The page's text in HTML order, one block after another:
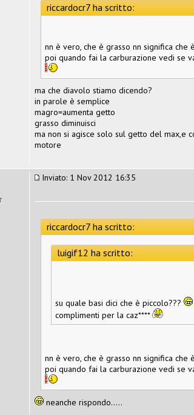
riccardocr7 ha scritto:
nn è vero, che è grasso nn significa
poi quando fai la carburazione vedi se
ma che diavolo stiamo dicendo?
in parole è semplice
magro=aumenta getto
grasso diminuisci
ma non si agisce solo sul getto del max,e
motore
Inviato: 1 Nov 2012 16:35
riccardocr7 ha scritto:
luigif12 ha scritto:
su quale basi dici che è piccolo???
complimenti per la caz****
nn è vero, che è grasso nn significa
poi quando fai la carburazione vedi se
neanche rispondo.....